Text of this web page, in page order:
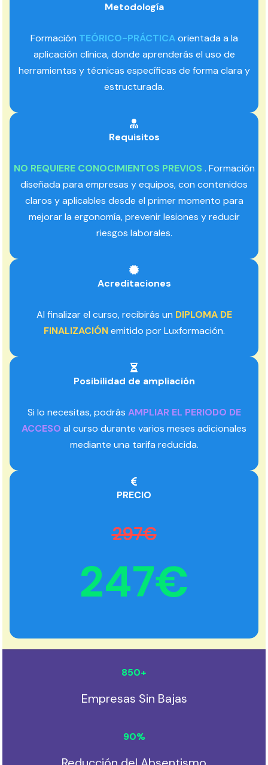
Metodología
Formación TEÓRICO-PRÁCTICAorientada a la
aplicación clínica, donde aprenderás el uso de
herramientas y técnicas específicas de forma clara y
estructurada.
Requisitos
NO REQUIERE CONOCIMIENTOS PREVIOS . Formación
diseñada para empresas y equipos, con contenidos
claros y aplicables desde el primer momento para
mejorar la ergonomía, prevenir lesiones y reducir
riesgos laborales.
Acreditaciones
Al finalizar el curso, recibirás un DIPLOMA DE
FINALIZACIÓNemitido por Luxformación.
Posibilidad de ampliación
Si lo necesitas, podrás AMPLIAR EL PERIODO DE
ACCESO al curso durante varios meses adicionales
mediante una tarifa reducida.
PRECIO
297€
247€
Empresas Sin Bajas
850+
90%